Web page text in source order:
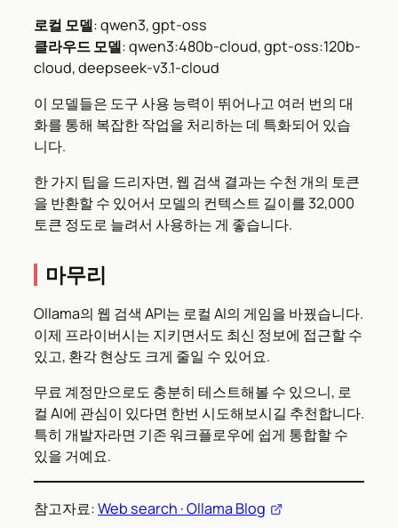
로컬 모델: qwen3, gpt-oss
클라우드 모델: qwen3:480b-cloud, gpt-oss:120b-
cloud, deepseek-v3.1-cloud
이 모델들은 도구 사용 능력이 뛰어나고 여러 번의 대
화를 통해 복잡한 작업을 처리하는 데 특화되어 있습
니다.
한 가지 팁을 드리자면, 웹 검색 결과는 수천 개의 토큰
을 반환할 수 있어서 모델의 컨텍스트 길이를 32,000
토큰 정도로 늘려서 사용하는 게 좋습니다.
마무리
Ollama의 웹 검색 API는 로컬 AI의 게임을 바꿨습니다.
이제 프라이버시는 지키면서도 최신 정보에 접근할 수
있고, 환각 현상도 크게 줄일 수 있어요.
무료 계정만으로도 충분히 테스트해볼 수 있으니, 로
컬 AI에 관심이 있다면 한번 시도해보시길 추천합니다.
특히 개발자라면 기존 워크플로우에 쉽게 통합할 수
있을 거예요.
참고자료:Web search · Ollama Blog